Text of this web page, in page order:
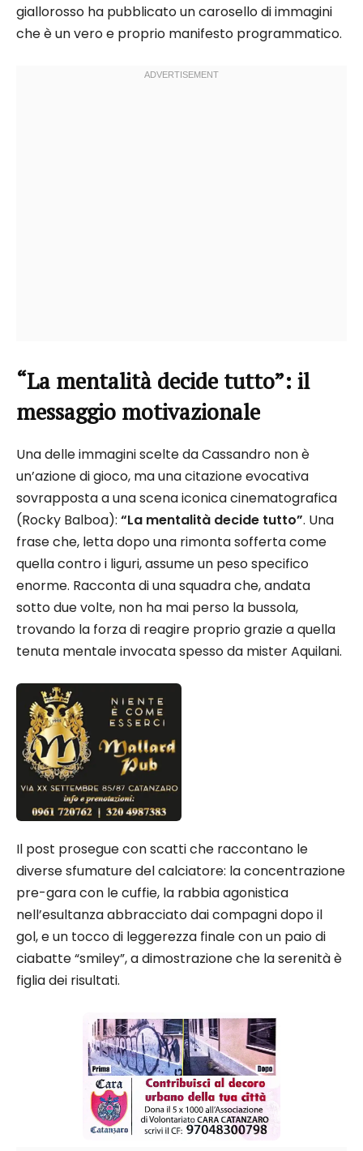
giallorosso ha pubblicato un carosello di immagini
che è un vero e proprio manifesto programmatico.
“La mentalità decide tutto”: il
messaggio motivazionale
Una delle immagini scelte da Cassandro non è
un’azione di gioco, ma una citazione evocativa
sovrapposta a una scena iconica cinematografica
(Rocky Balboa): “La mentalità decide tutto”. Una
frase che, letta dopo una rimonta sofferta come
quella contro i liguri, assume un peso specifico
enorme. Racconta di una squadra che, andata
sotto due volte, non ha mai perso la bussola,
trovando la forza di reagire proprio grazie a quella
tenuta mentale invocata spesso da mister Aquilani.
Il post prosegue con scatti che raccontano le
diverse sfumature del calciatore: la concentrazione
pre-gara con le cuffie, la rabbia agonistica
nell’esultanza abbracciato dai compagni dopo il
gol, e un tocco di leggerezza finale con un paio di
ciabatte “smiley”, a dimostrazione che la serenità è
figlia dei risultati.